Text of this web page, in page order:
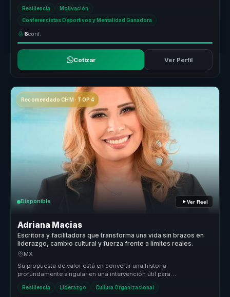
Resiliencia Motivación
Conferencistas Deportivos y Mentalidad Ganadora
6conf.
Cotizar Ver Perfil
Recomendado CHM · TOP 4
Disponible Ver Reel
Adriana Macias
Escritora y facilitadora que transforma una vida sin brazos en
liderazgo, cambio cultural y fuerza frente a límites reales.
MX
Su propuesta de valor está en convertir una historia
profundamente singular en una intervención útil para
Resiliencia Liderazgo Cultura Organizacional